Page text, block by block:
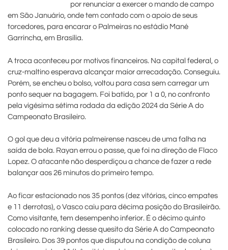
por renunciar a exercer o mando de campo
em São Januário, onde tem contado com o apoio de seus
torcedores, para encarar o Palmeiras no estádio Mané
Garrincha, em Brasília.
A troca aconteceu por motivos financeiros. Na capital federal, o
cruz-maltino esperava alcançar maior arrecadação. Conseguiu.
Porém, se encheu o bolso, voltou para casa sem carregar um
ponto sequer na bagagem. Foi batido, por 1 a 0, no confronto
pela vigésima sétima rodada da edição 2024 da Série A do
Campeonato Brasileiro.
O gol que deu a vitória palmeirense nasceu de uma falha na
saída de bola. Rayan errou o passe, que foi na direção de Flaco
Lopez. O atacante não desperdiçou a chance de fazer a rede
balançar aos 26 minutos do primeiro tempo.
Ao ficar estacionado nos 35 pontos (dez vitórias, cinco empates
e 11 derrotas), o Vasco caiu para décima posição do Brasileirão.
Como visitante, tem desempenho inferior. É o décimo quinto
colocado no ranking desse quesito da Série A do Campeonato
Brasileiro. Dos 39 pontos que disputou na condição de coluna